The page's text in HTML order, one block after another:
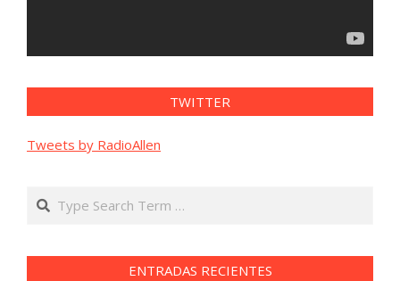
TWITTER
Tweets by RadioAllen
Search
ENTRADAS RECIENTES